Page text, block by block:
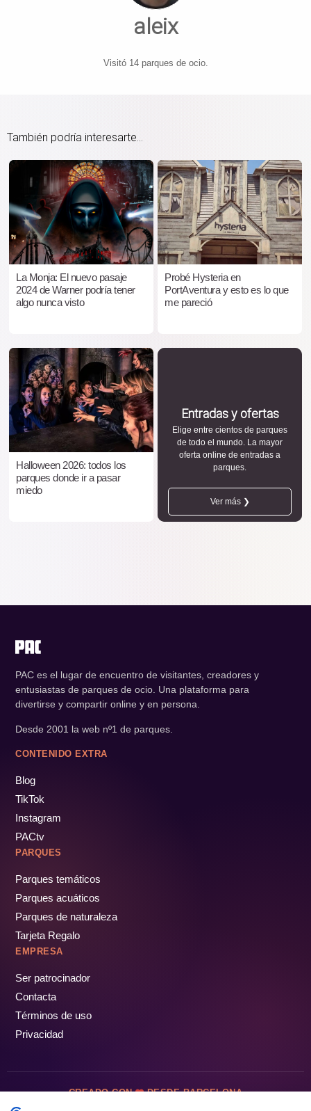
aleix
Visitó 14 parques de ocio.
También podría interesarte...
La Monja: El nuevo pasaje
2024 de Warner podría tener
algo nunca visto
Probé Hysteria en
PortAventura y esto es lo que
me pareció
Halloween 2026: todos los
parques donde ir a pasar
miedo
Entradas y ofertas
Elige entre cientos de parques
de todo el mundo. La mayor
oferta online de entradas a
parques.
Ver más ❯
PAC es el lugar de encuentro de visitantes, creadores y
entusiastas de parques de ocio. Una plataforma para
divertirse y compartir online y en persona.
Desde 2001 la web nº1 de parques.
CONTENIDO EXTRA
Blog
TikTok
Instagram
PACtv
PARQUES
Parques temáticos
Parques acuáticos
Parques de naturaleza
Tarjeta Regalo
EMPRESA
Ser patrocinador
Contacta
Términos de uso
Privacidad
CREADO CON DESDE BARCELONA